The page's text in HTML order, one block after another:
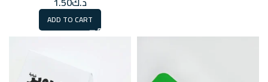
ADD TO CART